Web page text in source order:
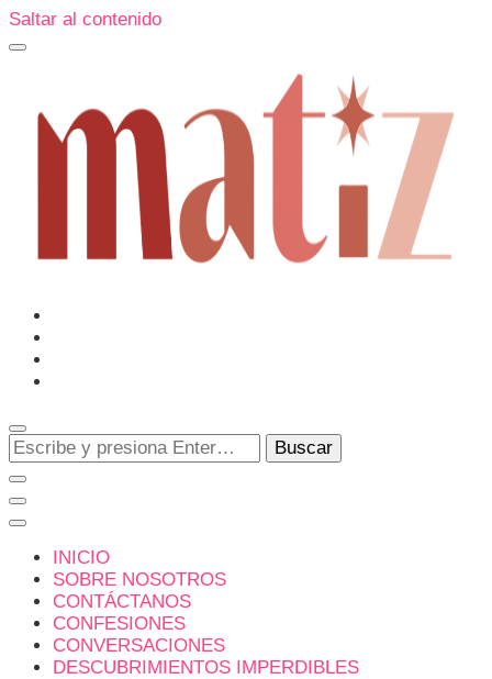
Saltar al contenido
Matiz
Un espacio editorial donde pongo en palabras aquello que
muchos sentimos y pocos sabemos cómo explicar y
donde también compartiré contigo las cosas que me
conmueven, me sorprenden o creo que merecen ser
¿Buscas
algo?
INICIO
SOBRE NOSOTROS
CONTÁCTANOS
CONFESIONES
CONVERSACIONES
DESCUBRIMIENTOS IMPERDIBLES